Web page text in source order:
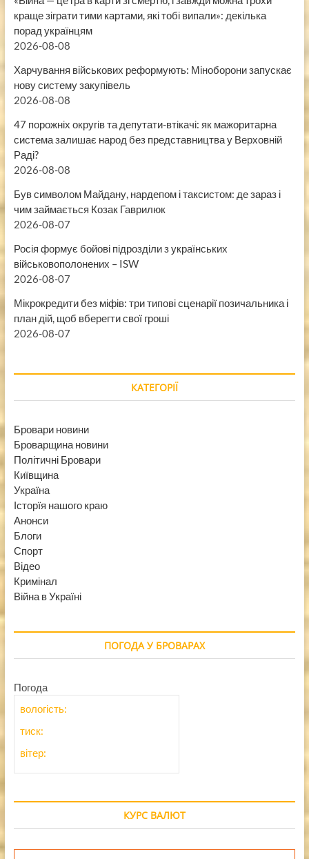
краще зіграти тими картами, які тобі випали»: декілька
порад українцям
2026-08-08
Харчування військових реформують: Міноборони запускає
нову систему закупівель
2026-08-08
47 порожніх округів та депутати-втікачі: як мажоритарна
система залишає народ без представництва у Верховній
Раді?
2026-08-08
Був символом Майдану, нардепом і таксистом: де зараз і
чим займається Козак Гаврилюк
2026-08-07
Росія формує бойові підрозділи з українських
військовополонених – ISW
2026-08-07
Мікрокредити без міфів: три типові сценарії позичальника і
план дій, щоб вберегти свої гроші
2026-08-07
КАТЕГОРІЇ
Бровари новини
Броварщина новини
Політичні Бровари
Київщина
Україна
Історїя нашого краю
Анонси
Блоги
Спорт
Відео
Кримінал
Війна в Україні
ПОГОДА У БРОВАРАХ
Погода
вологість:
тиск:
вітер:
КУРС ВАЛЮТ